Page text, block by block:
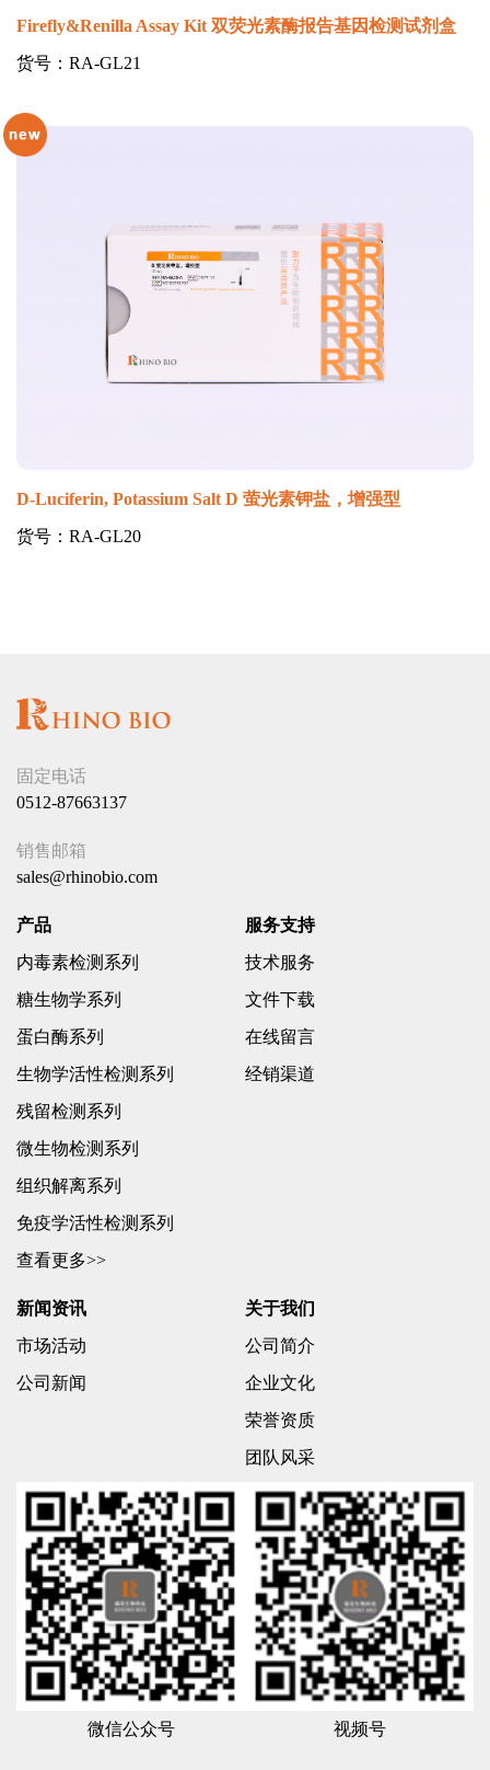
Firefly&Renilla Assay Kit 双荧光素酶报告基因检测试剂盒
货号：RA-GL21
D-Luciferin, Potassium Salt D 萤光素钾盐，增强型
货号：RA-GL20
固定电话
0512-87663137
销售邮箱
sales@rhinobio.com
产品
内毒素检测系列
糖生物学系列
蛋白酶系列
生物学活性检测系列
残留检测系列
微生物检测系列
组织解离系列
免疫学活性检测系列
查看更多>>
服务支持
技术服务
文件下载
在线留言
经销渠道
新闻资讯
市场活动
公司新闻
关于我们
公司简介
企业文化
荣誉资质
团队风采
微信公众号 视频号